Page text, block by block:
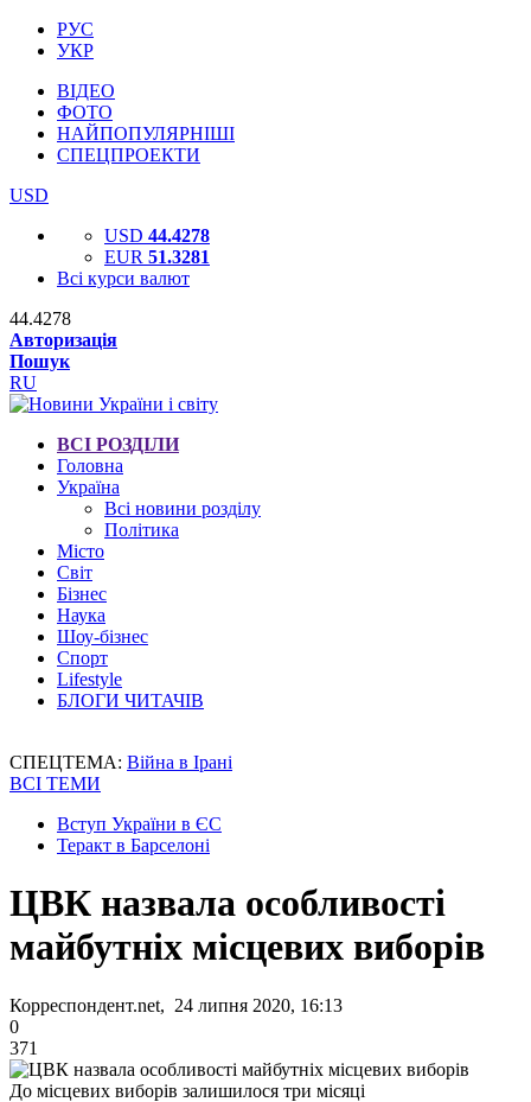
РУС
УКР
ВІДЕО
ФОТО
НАЙПОПУЛЯРНІШІ
СПЕЦПРОЕКТИ
USD
USD 44.4278
EUR 51.3281
Всі курси валют
44.4278
Авторизація
Пошук
RU
ВСІ РОЗДІЛИ
Головна
Україна
Всі новини розділу
Політика
Місто
Світ
Бізнес
Наука
Шоу-бізнес
Спорт
Lifestyle
БЛОГИ ЧИТАЧІВ
СПЕЦТЕМА: Війна в Ірані
ВСІ ТЕМИ
Вступ України в ЄС
Теракт в Барселоні
ЦВК назвала особливості
майбутніх місцевих виборів
Корреспондент.net, 24 липня 2020, 16:13
0
371
До місцевих виборів залишилося три місяці